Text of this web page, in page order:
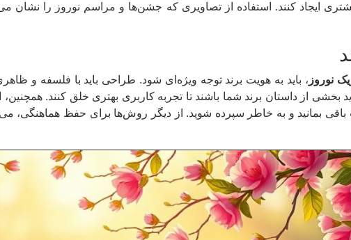
ایجاد کنند. استفاده از تصاویری که جشن‌ها و مراسم نوروز را نشان
نوروز ، باید به هویت برند توجه ویژه‌ای شود. طراحی باید با فلسفه و
بخشی از داستان برند شما باشند تا تجربه کاربری بهتری خلق کنند.
بمانید و به خاطر سپرده شوید. از دیگر روش‌ها برای حفظ هماهنگی،